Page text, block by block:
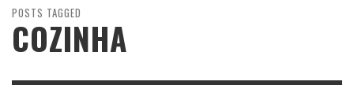
POSTS TAGGED
COZINHA